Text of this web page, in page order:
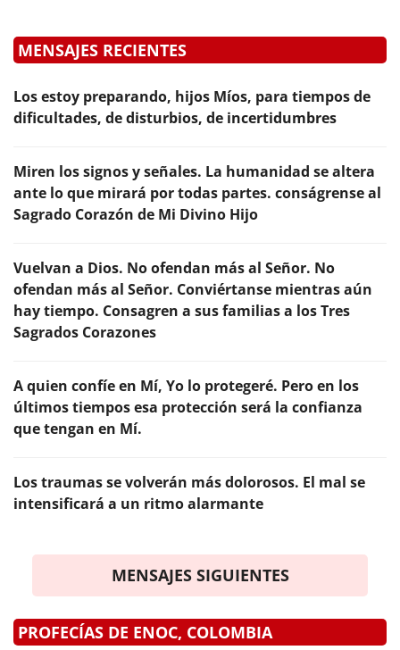
MENSAJES RECIENTES
Los estoy preparando, hijos Míos, para tiempos de
dificultades, de disturbios, de incertidumbres
Miren los signos y señales. La humanidad se altera
ante lo que mirará por todas partes. conságrense al
Sagrado Corazón de Mi Divino Hijo
Vuelvan a Dios. No ofendan más al Señor. No
ofendan más al Señor. Conviértanse mientras aún
hay tiempo. Consagren a sus familias a los Tres
Sagrados Corazones
A quien confíe en Mí, Yo lo protegeré. Pero en los
últimos tiempos esa protección será la confianza
que tengan en Mí.
Los traumas se volverán más dolorosos. El mal se
intensificará a un ritmo alarmante
MENSAJES SIGUIENTES
PROFECÍAS DE ENOC, COLOMBIA